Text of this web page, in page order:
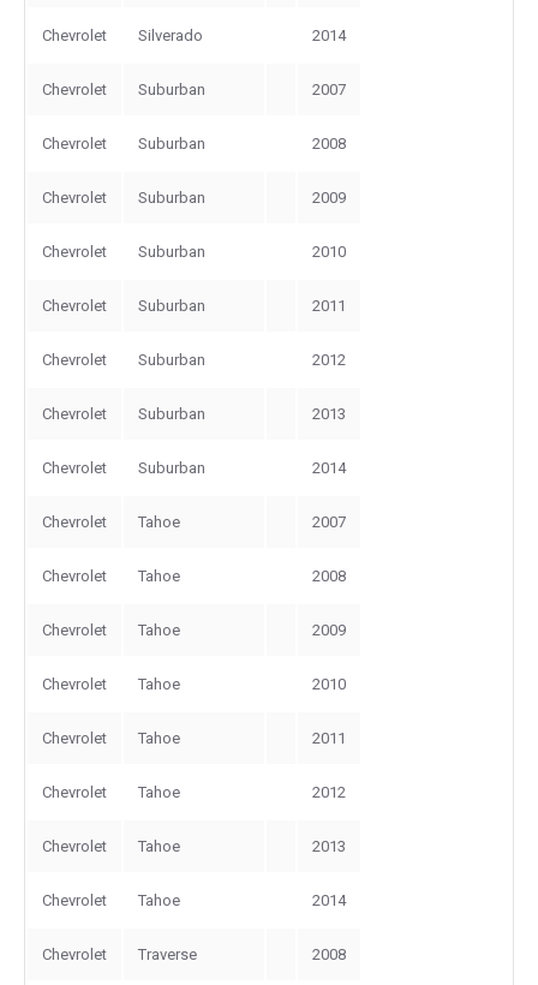
Chevrolet Silverado 2014
Chevrolet Suburban 2007
Chevrolet Suburban 2008
Chevrolet Suburban 2009
Chevrolet Suburban 2010
Chevrolet Suburban 2011
Chevrolet Suburban 2012
Chevrolet Suburban 2013
Chevrolet Suburban 2014
Chevrolet Tahoe 2007
Chevrolet Tahoe 2008
Chevrolet Tahoe 2009
Chevrolet Tahoe 2010
Chevrolet Tahoe 2011
Chevrolet Tahoe 2012
Chevrolet Tahoe 2013
Chevrolet Tahoe 2014
Chevrolet Traverse 2008